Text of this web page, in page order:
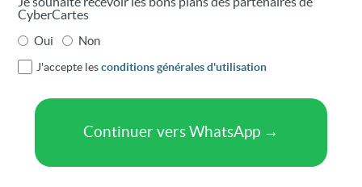
CyberCartes
Oui Non
J'accepte lesconditions générales d'utilisation